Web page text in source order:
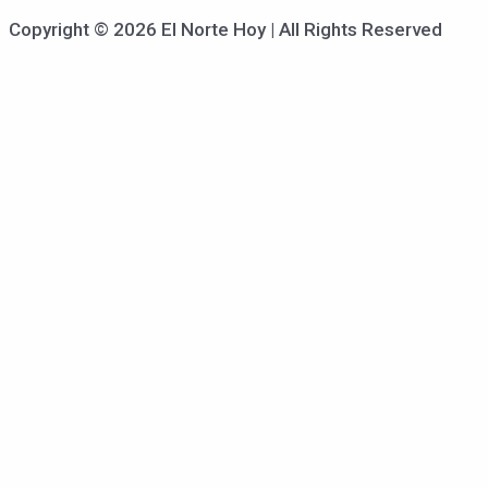
Copyright © 2026 El Norte Hoy | All Rights Reserved